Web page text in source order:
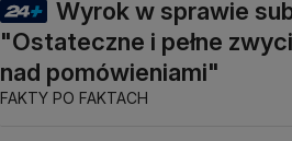
Wyrok w sprawie
"Ostateczne i pełne
nad pomówieniami"
FAKTY PO FAKTACH